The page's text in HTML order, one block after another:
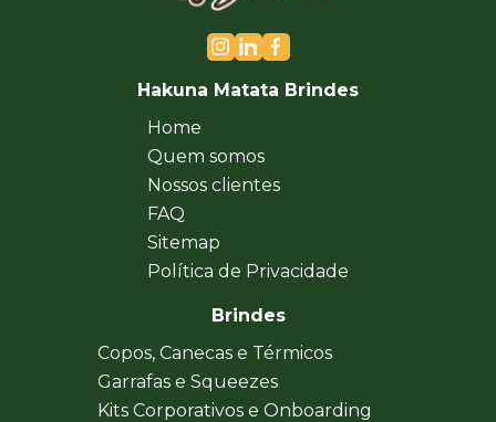
Hakuna Matata Brindes
Home
Quem somos
Nossos clientes
FAQ
Sitemap
Política de Privacidade
Brindes
Copos, Canecas e Térmicos
Garrafas e Squeezes
Kits Corporativos e Onboarding